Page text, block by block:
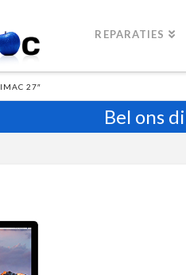
REPARATIES
IMAC 27″
Bel ons